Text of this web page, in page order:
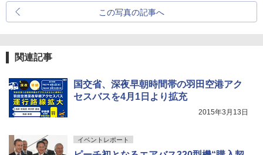
この写真の記事へ
関連記事
国交省、深夜早朝時間帯の羽田空港アク
セスバスを4月1日より拡充
2015年3月13日
イベントレポート